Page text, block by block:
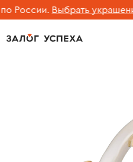
России. Выбрать украшение